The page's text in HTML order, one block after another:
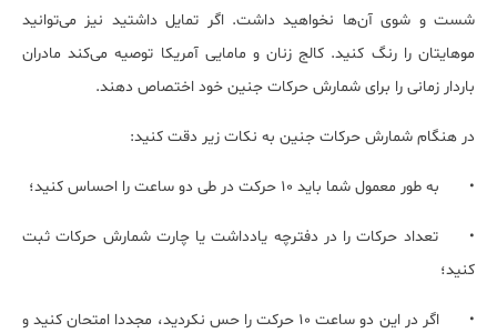
شست و شوی آن‌ها نخواهید داشت. اگر تمایل داشتید نیز می‌توانید
موهایتان را رنگ کنید. کالج زنان و مامایی آمریکا توصیه می‌کند مادران
باردار زمانی را برای شمارش حرکات جنین خود اختصاص دهند.
در هنگام شمارش حرکات جنین به نکات زیر دقت کنید:
• به طور معمول شما باید 10 حرکت در طی دو ساعت را احساس کنید؛
•
تعداد حرکات را در دفترچه یادداشت یا چارت شمارش حرکات ثبت
کنید؛
•
اگر در این دو ساعت 10 حرکت را حس نکردید، مجددا امتحان کنید و